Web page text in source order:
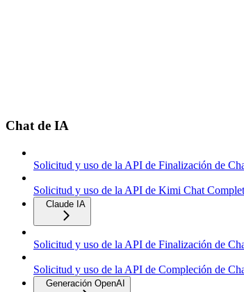
Chat de IA
Solicitud y uso de la API de Finalización de
Solicitud y uso de la API de Kimi Chat
Claude IA
Solicitud y uso de la API de Finalización de
Solicitud y uso de la API de Compleción de
Generación OpenAI